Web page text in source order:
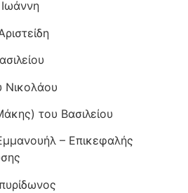
Νικολάου
του Βασιλείου
– Επικεφαλής